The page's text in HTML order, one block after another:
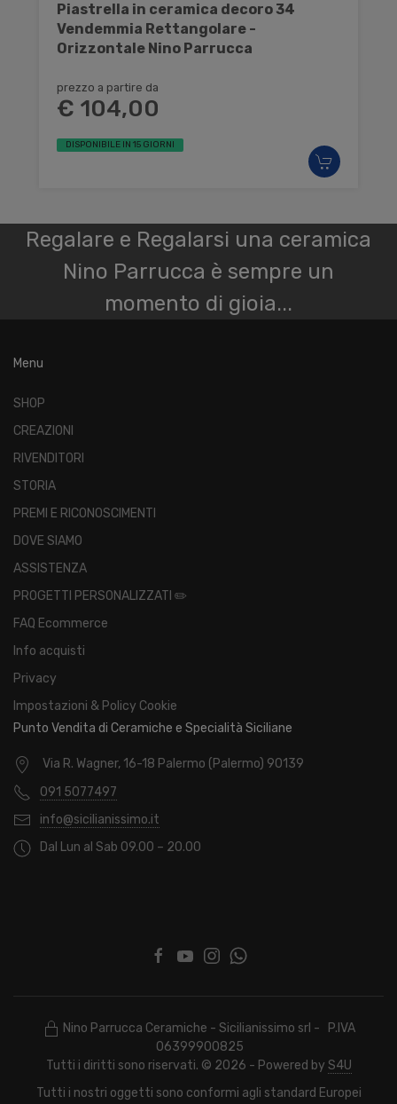
Piastrella in ceramica decoro 34
Vendemmia Rettangolare -
Orizzontale Nino Parrucca
prezzo a partire da
€ 104,00
DISPONIBILE IN 15 GIORNI
Regalare e Regalarsi una ceramica
Nino Parrucca è sempre un
momento di gioia...
Menu
SHOP
CREAZIONI
RIVENDITORI
STORIA
PREMI E RICONOSCIMENTI
DOVE SIAMO
ASSISTENZA
PROGETTI PERSONALIZZATI ✏️
FAQ Ecommerce
Info acquisti
Privacy
Impostazioni & Policy Cookie
Punto Vendita di Ceramiche e Specialità Siciliane
Via R. Wagner, 16-18 Palermo (Palermo) 90139
091 5077497
info@sicilianissimo.it
Dal Lun al Sab 09.00 – 20.00
Nino Parrucca Ceramiche - Sicilianissimo srl - P.IVA
06399900825
Tutti i diritti sono riservati. © 2026 - Powered by S4U
Tutti i nostri oggetti sono conformi agli standard Europei